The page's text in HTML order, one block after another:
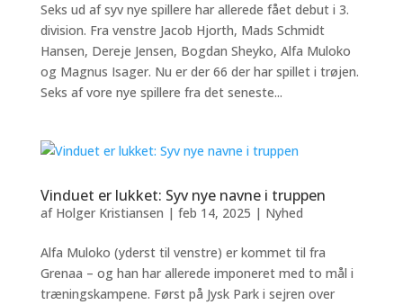
Seks ud af syv nye spillere har allerede fået debut i 3.
division. Fra venstre Jacob Hjorth, Mads Schmidt
Hansen, Dereje Jensen, Bogdan Sheyko, Alfa Muloko
og Magnus Isager. Nu er der 66 der har spillet i trøjen.
Seks af vore nye spillere fra det seneste...
Vinduet er lukket: Syv nye navne i truppen
af Holger Kristiansen | feb 14, 2025 | Nyhed
Alfa Muloko (yderst til venstre) er kommet til fra
Grenaa – og han har allerede imponeret med to mål i
træningskampene. Først på Jysk Park i sejren over